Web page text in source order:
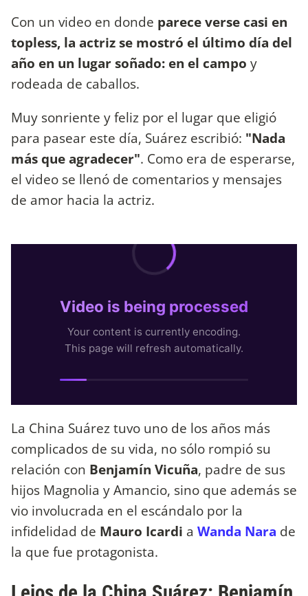
Con un video en donde parece verse casi en
topless, la actriz se mostró el último día del
año en un lugar soñado: en el campo y
rodeada de caballos.
Muy sonriente y feliz por el lugar que eligió
para pasear este día, Suárez escribió: "Nada
más que agradecer". Como era de esperarse,
el video se llenó de comentarios y mensajes
de amor hacia la actriz.
La China Suárez tuvo uno de los años más
complicados de su vida, no sólo rompió su
relación con Benjamín Vicuña, padre de sus
hijos Magnolia y Amancio, sino que además se
vio involucrada en el escándalo por la
infidelidad de Mauro Icardi a Wanda Nara de
la que fue protagonista.